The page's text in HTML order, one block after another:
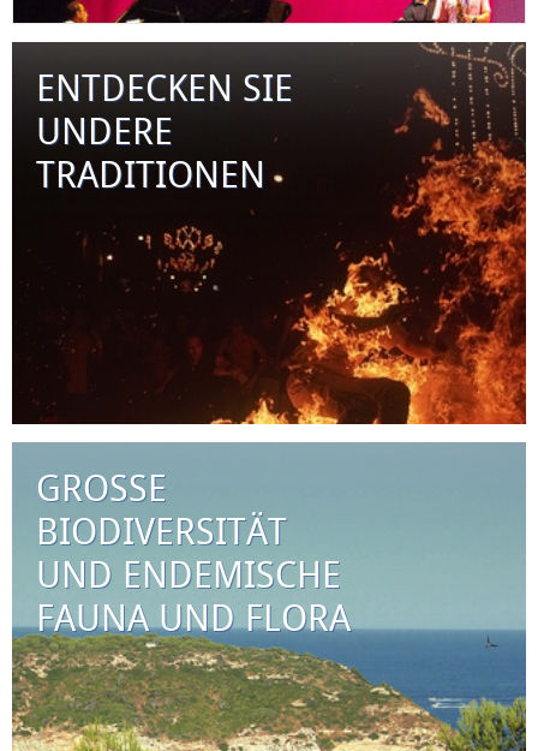
ENTDECKEN SIE
UNDERE
TRADITIONEN
GROSSE
BIODIVERSITÄT
UND ENDEMISCHE
FAUNA UND FLORA